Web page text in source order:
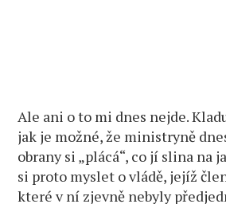
Ale ani o to mi dnes nejde.
jak je možné, že ministryně
obrany si „plácá“, co jí slina na
si proto myslet o vládě, jejíž
které v ní zjevně nebyly